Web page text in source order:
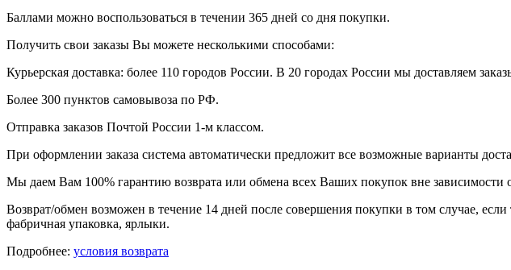
Баллами можно воспользоваться в течении 365 дней со дня покупки.
Получить свои заказы Вы можете несколькими способами:
Курьерская доставка: более 110 городов России. В 20 городах России мы доставляем
Более 300 пунктов самовывоза по РФ.
Отправка заказов Почтой России 1-м классом.
При оформлении заказа система автоматически предложит все возможные варианты
Мы даем Вам 100% гарантию возврата или обмена всех Ваших покупок вне
Возврат/обмен возможен в течение 14 дней после совершения покупки в том случае,
фабричная упаковка, ярлыки.
Подробнее: условия возврата